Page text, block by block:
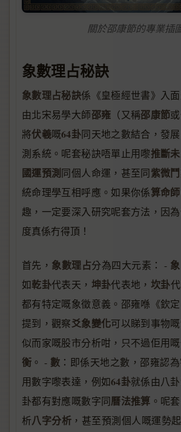
關於邵康節的專業插
象數理占秘訣
象數理占秘訣係《皇極經世書》入
由北宋易學大師邵雍 （又稱邵康節或
將伏羲嘅64卦同天地之數結合，發
測系統。呢套秘訣唔單止用嚟推斷
國運預測同個人命運，甚至同紫微
統命理學互相呼應。如果你係算命師
趣，一定要深入研究呢套方法，因
度真係冇得頂！
首先， 象數理占分為四大元素： - 象
如乾卦代表天， 坤卦代表地， 坎卦
都有特定嘅象徵意義。邵雍喺《欽
提到，觀察爻象變化可以睇到事物
似而家嘅股市分析咁，只不過佢用
衡 。 - 數 ：即係天地之數，邵雍認
用數字嚟表達，例如64卦就係由八
卦都有對應嘅數字同曆法推算 。呢
析八字分析 ，甚至預測個人嘅運勢